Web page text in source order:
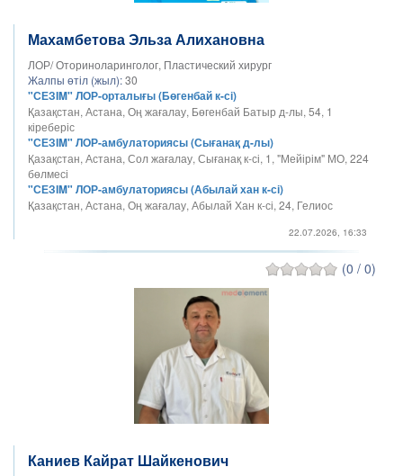
Махамбетова Эльза Алихановна
ЛОР/ Оториноларинголог, Пластический хирург
Жалпы өтіл (жыл):30
"СЕЗIM" ЛОР-орталығы (Бөгенбай к-сі)
Қазақстан, Астана, Оң жағалау, Бөгенбай Батыр д-лы, 54, 1
кіреберіс
"СЕЗІM" ЛОР-амбулаториясы (Сығанақ д-лы)
Қазақстан, Астана, Сол жағалау, Сығанақ к-сі, 1, "Мейірім" МО, 224
бөлмесі
"СЕЗІM" ЛОР-амбулаториясы (Абылай хан к-сі)
Қазақстан, Астана, Оң жағалау, Абылай Хан к-сі, 24, Гелиос
22.07.2026, 16:33
(0 / 0)
Каниев Кайрат Шайкенович